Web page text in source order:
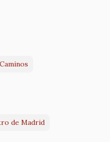
de Madrid